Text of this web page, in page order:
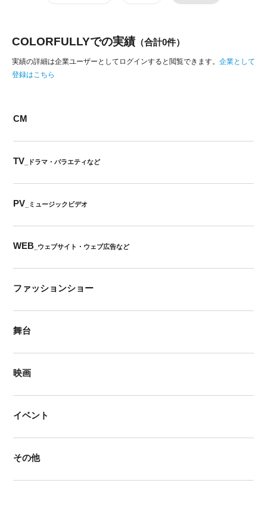
COLORFULLYでの実績（合計0件）
実績の詳細は企業ユーザーとしてログインすると閲覧できます。 企業として
登録はこちら
CM
TV _ドラマ・バラエティなど
PV _ミュージックビデオ
WEB _ウェブサイト・ウェブ広告など
ファッションショー
舞台
映画
イベント
その他